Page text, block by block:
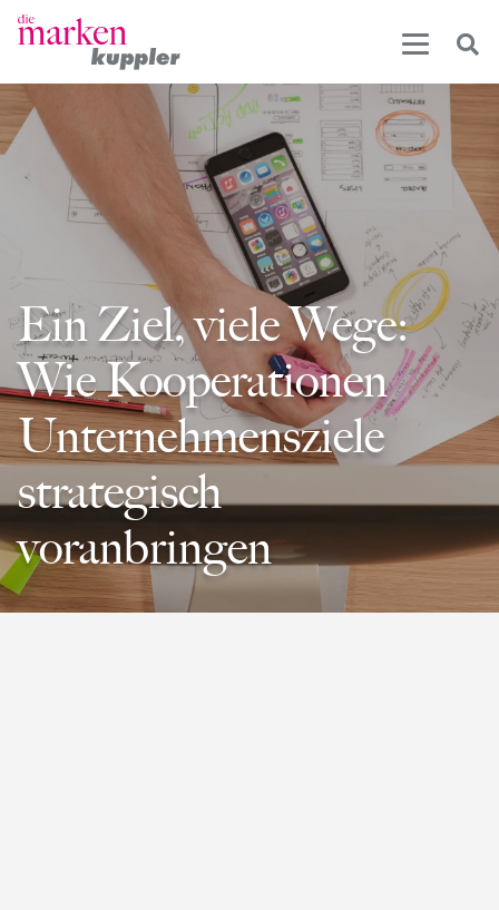
Ein Ziel, viele Wege:
Wie Kooperationen
Unternehmensziele
strategisch
voranbringen